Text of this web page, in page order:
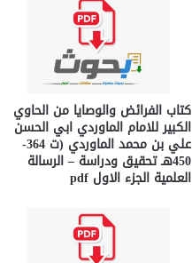
كتاب الفرائض والوصايا من الحاوي
الكبير للامام الماوردي ابي الحسن
علي بن محمد الماوردي (ت 364-
450هـ تحقيق ودراسة – الرسالة
العلمية الجزء الاول pdf